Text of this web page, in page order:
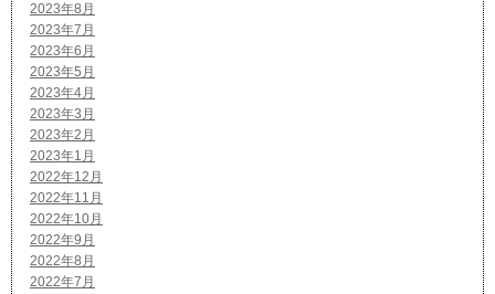
2023年8月
2023年7月
2023年6月
2023年5月
2023年4月
2023年3月
2023年2月
2023年1月
2022年12月
2022年11月
2022年10月
2022年9月
2022年8月
2022年7月